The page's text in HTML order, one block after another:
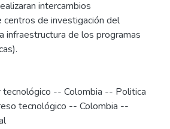
intercambios
de investigación del
infraestructura de los programas
-- Colombia -- Politica
tecnológico -- Colombia --